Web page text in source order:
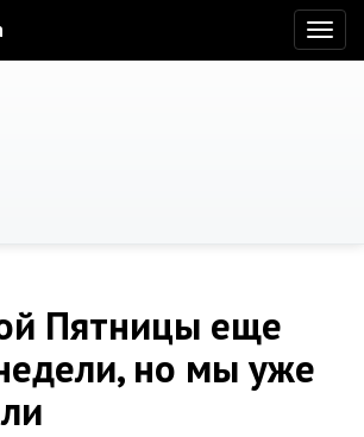
Пятницы еще
но мы уже